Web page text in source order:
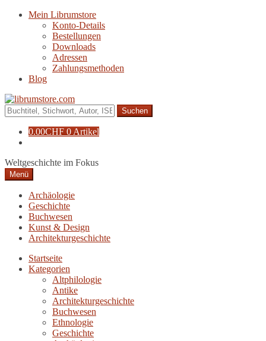
Navigation
Zum
Mein Librumstore
Konto-Details
Bestellungen
Downloads
Adressen
Zahlungsmethoden
Blog
Suche
nach:
0.00CHF 0 Artikel
Weltgeschichte im Fokus
Menü
Archäologie
Geschichte
Buchwesen
Kunst & Design
Architekturgeschichte
Startseite
Kategorien
Altphilologie
Antike
Architekturgeschichte
Buchwesen
Ethnologie
Geschichte